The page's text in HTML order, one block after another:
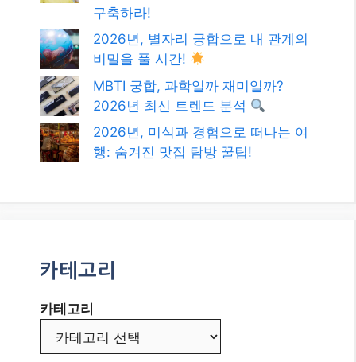
최신글
2026년 최신! 대한민국 정부 지원 복
2026년, 별자리 궁합으로 내 관계의
2026년 최신 트렌드 분석